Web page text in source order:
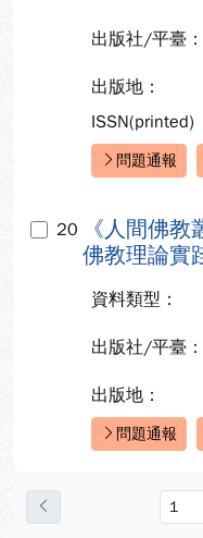
出版社/平臺：
出版地：
ISSN(printed)
快速連結：
問題通報
20
《人間佛
佛教理論實
資料類型：
出版社/平臺：
出版地：
快速連結：
問題通報